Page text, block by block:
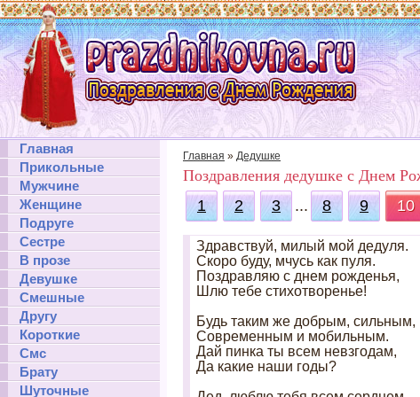
Главная
Прикольные
Мужчине
Женщине
Подруге
Сестре
В прозе
Девушке
Смешные
Другу
Короткие
Смс
Брату
Шуточные
Главная » Дедушке
Поздравления дедушке с Днем
1
2 3 ... 8 9 10
Здравствуй, милый мой дедуля.
Скоро буду, мчусь как пуля.
Поздравляю с днем рожденья,
Шлю тебе стихотворенье!
Будь таким же добрым, сильным,
Современным и мобильным.
Дай пинка ты всем невзгодам,
Да какие наши годы?